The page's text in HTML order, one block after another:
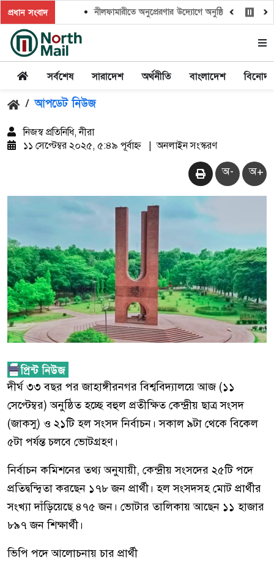
প্রধান সংবাদ নীলফামারীতে অনুপ্রেরণার উদ্যোগে অনুষ্ঠিত হলো ‘ক্লাইমেট
সর্বশেষ সারাদেশ অর্থনীতি বাংলাদেশ
/ আপডেট নিউজ
নিজস্ব প্রতিনিধি, নীরা
১১ সেপ্টেম্বর ২০২৫, ৫:৪৯ পূর্বাহ্ন
অনলাইন সংস্করণ
অ- অ+
দীর্ঘ ৩৩ বছর পর জাহাঙ্গীরনগর বিশ্ববিদ্যালয়ে আজ (১১
সেপ্টেম্বর) অনুষ্ঠিত হচ্ছে বহুল প্রতীক্ষিত কেন্দ্রীয় ছাত্র সংসদ
(জাকসু) ও ২১টি হল সংসদ নির্বাচন। সকাল ৯টা থেকে বিকেল
৫টা পর্যন্ত চলবে ভোটগ্রহণ।
নির্বাচন কমিশনের তথ্য অনুযায়ী, কেন্দ্রীয় সংসদের ২৫টি পদে
প্রতিদ্বন্দ্বিতা করছেন ১৭৮ জন প্রার্থী। হল সংসদসহ মোট প্রার্থীর
সংখ্যা দাঁড়িয়েছে ৪৭৫ জন। ভোটার তালিকায় আছেন ১১ হাজার
৮৯৭ জন শিক্ষার্থী।
ভিপি পদে আলোচনায় চার প্রার্থী